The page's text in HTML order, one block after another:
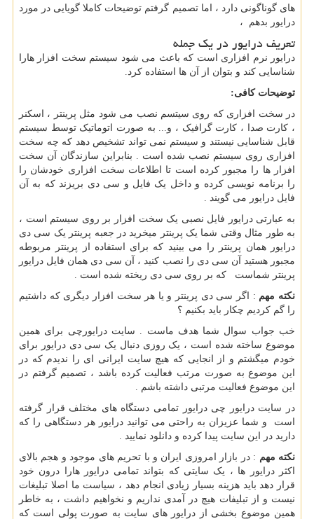
های گوناگونی دارد ، اما تصمیم گرفتم توضیحات کاملا گویایی در مورد
درایور بدهم ،
تعریف درایور در یک جمله
درایور نرم افزاری است که باعث می شود سیستم سخت افزار هارا
شناسایی کند و بتوان از آن ها استفاده کرد.
توضیحات کافی:
در سخت افزاری که روی سیتسم نصب می شود مثل پرینتر ، اسکنر
، کارت صدا ، کارت گرافیک ، و... به صورت اتوماتیک توسط سیستم
قابل شناسایی نیستند و سیستم نمی تواند تشخیص دهد که چه سخت
افزاری روی سیستم نصب شده است . بنابراین سازندگان آن سخت
افزار ها را مجبور کرده است تا اطلاعات سخت افزاری خودشان را
را برنامه نویسی کرده و داخل یک فایل و سی دی بریزند که به آن
فایل درایور می گویند .
به عبارتی درایور فایل نصبی یک سخت افزار بر روی سیستم است ،
به طور مثال وقتی شما یک پرینتر میخرید در جعبه پرینتر یک سی دی
درایور همان پرینتر را می بینید که برای استفاده از پرینتر مربوطه
مجبور هستید آن سی دی را نصب کنید ، آن سی دی همان فایل درایور
پرینتر شماست که بر روی سی دی ریخته شده است .
نکته مهم : اگر سی دی پرینتر و یا هر سخت افزار دیگری که داشتیم
را گم کردیم چکار باید بکنیم ؟
خب جواب سوال شما هدف ماست . سایت درایورچی برای همین
موضوع ساخته شده است ، یک روزی دنبال یک سی دی درایور برای
خودم میگشتم و از انجایی که هیچ سایت ایرانی ای را ندیدم که در
این موضوع به صورت مرتب فعالیت کرده باشد ، تصمیم گرفتم در
این موضوع فعالیت مرتبی داشته باشم .
در سایت درایور چی درایور تمامی دستگاه های مختلف قرار گرفته
است و شما عزیزان به راحتی می توانید درایور هر دستگاهی را که
دارید در این سایت پیدا کرده و دانلود نمایید .
نکته مهم : در بازار امروزی ایران و با تحریم های موجود و هجم بالای
اکثر درایور ها ، یک سایتی که بتواند تمامی درایور هارا درون خود
قرار دهد باید هزینه بسیار زیادی انجام دهد ، سیاست ما اصلا تبلیغات
نیست و از تبلیفات هیچ در آمدی نداریم و نخواهیم داشت ، به خاطر
همین موضوع بخشی از درایور های سایت به صورت پولی است که